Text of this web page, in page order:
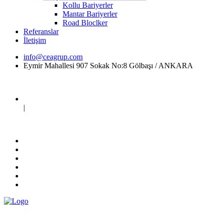
Kollu Bariyerler
Mantar Bariyerler
Road Bloclker
Referanslar
İletişim
info@ceagrup.com
Eymir Mahallesi 907 Sokak No:8 Gölbaşı / ANKARA
|